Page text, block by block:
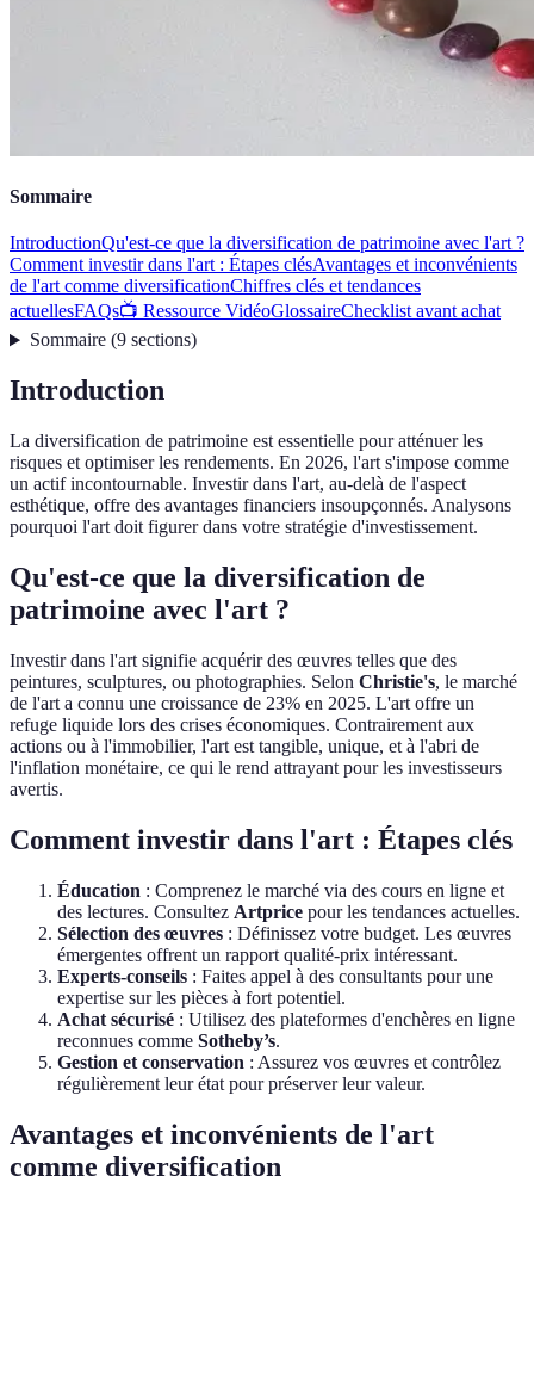
Sommaire
IntroductionQu'est-ce que la diversification de patrimoine avec l'art ?
Comment investir dans l'art : Étapes clésAvantages et inconvénients
de l'art comme diversificationChiffres clés et tendances
actuellesFAQs📺 Ressource VidéoGlossaireChecklist avant achat
Sommaire(9 sections)
Introduction
La diversification de patrimoine est essentielle pour atténuer les
risques et optimiser les rendements. En 2026, l'art s'impose comme
un actif incontournable. Investir dans l'art, au-delà de l'aspect
esthétique, offre des avantages financiers insoupçonnés. Analysons
pourquoi l'art doit figurer dans votre stratégie d'investissement.
Qu'est-ce que la diversification de
patrimoine avec l'art ?
Investir dans l'art signifie acquérir des œuvres telles que des
peintures, sculptures, ou photographies. Selon Christie's, le marché
de l'art a connu une croissance de 23% en 2025. L'art offre un
refuge liquide lors des crises économiques. Contrairement aux
actions ou à l'immobilier, l'art est tangible, unique, et à l'abri de
l'inflation monétaire, ce qui le rend attrayant pour les investisseurs
avertis.
Comment investir dans l'art : Étapes clés
Éducation : Comprenez le marché via des cours en ligne et
des lectures. Consultez Artprice pour les tendances actuelles.
Sélection des œuvres : Définissez votre budget. Les œuvres
émergentes offrent un rapport qualité-prix intéressant.
Experts-conseils : Faites appel à des consultants pour une
expertise sur les pièces à fort potentiel.
Achat sécurisé : Utilisez des plateformes d'enchères en ligne
reconnues comme Sotheby’s.
Gestion et conservation : Assurez vos œuvres et contrôlez
régulièrement leur état pour préserver leur valeur.
Avantages et inconvénients de l'art
comme diversification